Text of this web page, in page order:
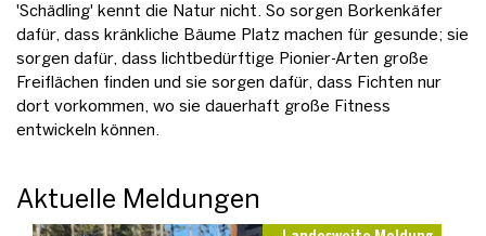
'Schädling' kennt die Natur nicht. So sorgen Borkenkäfer
dafür, dass kränkliche Bäume Platz machen für gesunde; sie
sorgen dafür, dass lichtbedürftige Pionier-Arten große
Freiflächen finden und sie sorgen dafür, dass Fichten nur
dort vorkommen, wo sie dauerhaft große Fitness
entwickeln können.
Aktuelle Meldungen